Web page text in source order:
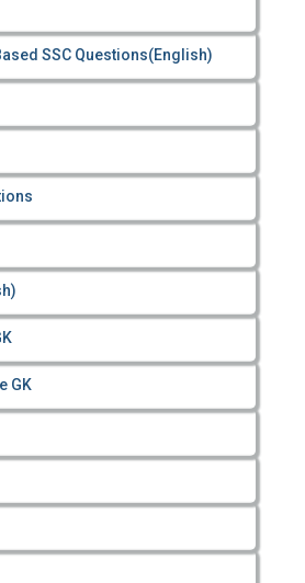
SSC Questions(English)
GK